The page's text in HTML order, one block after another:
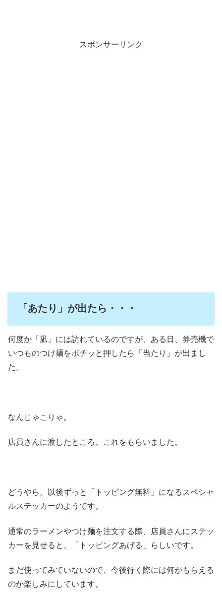
スポンサーリンク
「あたり」が出たら・・・
何度か「凪」には訪れているのですが、ある日、券売機で
いつものつけ麺をポチッと押したら「当たり」が出まし
た。
なんじゃこりゃ。
店員さんに渡したところ、これをもらいました。
どうやら、以後ずっと「トッピング無料」になるスペシャ
ルステッカーのようです。
通常のラーメンやつけ麺を注文する際、店員さんにステッ
カーを見せると、「トッピングあげる」らしいです。
まだ使ってみていないので、今後行く際には何がもらえる
のか楽しみにしています。